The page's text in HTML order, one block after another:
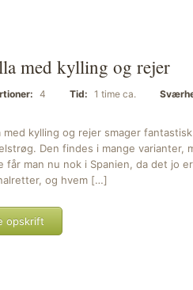
med kylling og rejer
4 Tid: 1 time ca.
med kylling og rejer smager
Den findes i mange varianter,
får man nu nok i Spanien, da det jo
og hvem […]
opskrift